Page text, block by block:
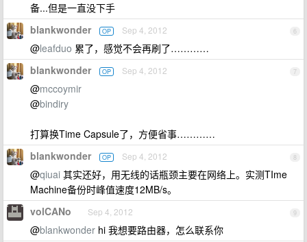
备...但是一直没下手
6
blankwonder OP Sep 4, 2012
@leafduo 累了，感觉不会再刷了…………
7
blankwonder OP Sep 4, 2012
@mccoymir
@bindiry
打算换Time Capsule了，方便省事…………
8
blankwonder OP Sep 4, 2012
@qiuai 其实还好，用无线的话瓶颈主要在网络上。实测TIme
Machine备份时峰值速度12MB/s。
9
volCANo Sep 4, 2012
@blankwonder hi 我想要路由器，怎么联系你